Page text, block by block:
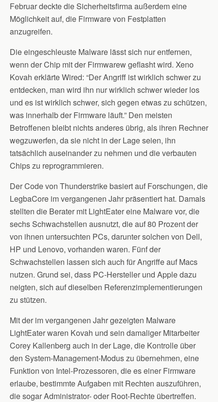
Februar deckte die Sicherheitsfirma außerdem eine
Möglichkeit auf, die Firmware von Festplatten
anzugreifen.
Die eingeschleuste Malware lässt sich nur entfernen,
wenn der Chip mit der Firmwarew geflasht wird. Xeno
Kovah erklärte Wired: “Der Angriff ist wirklich schwer zu
entdecken, man wird ihn nur wirklich schwer wieder los
und es ist wirklich schwer, sich gegen etwas zu schützen,
was innerhalb der Firmware läuft.” Den meisten
Betroffenen bleibt nichts anderes übrig, als ihren Rechner
wegzuwerfen, da sie nicht in der Lage seien, ihn
tatsächlich auseinander zu nehmen und die verbauten
Chips zu reprogrammieren.
Der Code von Thunderstrike basiert auf Forschungen, die
LegbaCore im vergangenen Jahr präsentiert hat. Damals
stellten die Berater mit LightEater eine Malware vor, die
sechs Schwachstellen ausnutzt, die auf 80 Prozent der
von ihnen untersuchten PCs, darunter solchen von Dell,
HP und Lenovo, vorhanden waren. Fünf der
Schwachstellen lassen sich auch für Angriffe auf Macs
nutzen. Grund sei, dass PC-Hersteller und Apple dazu
neigten, sich auf dieselben Referenzimplementierungen
zu stützen.
Mit der im vergangenen Jahr gezeigten Malware
LightEater waren Kovah und sein damaliger Mitarbeiter
Corey Kallenberg auch in der Lage, die Kontrolle über
den System-Management-Modus zu übernehmen, eine
Funktion von Intel-Prozessoren, die es einer Firmware
erlaube, bestimmte Aufgaben mit Rechten auszuführen,
die sogar Administrator- oder Root-Rechte übertreffen.